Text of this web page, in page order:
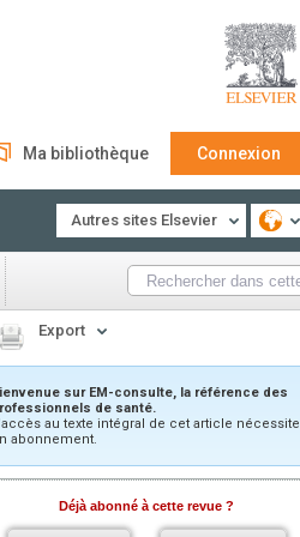
Ma bibliothèque Connexion
Autres sites Elsevier
Export
sur EM-consulte, la référence des
de santé.
au texte intégral de cet article nécessite
abonnement.
Déjà abonné à cette revue ?